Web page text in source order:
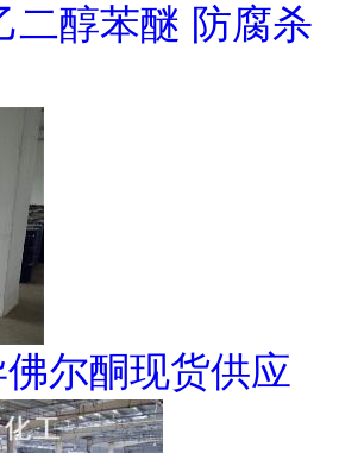
二醇苯醚 防腐杀
尔酮现货供应